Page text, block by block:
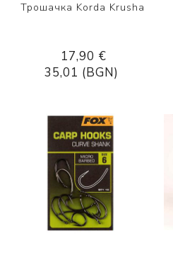
Трошачка Korda Krusha
17,90 €
35,01 (BGN)